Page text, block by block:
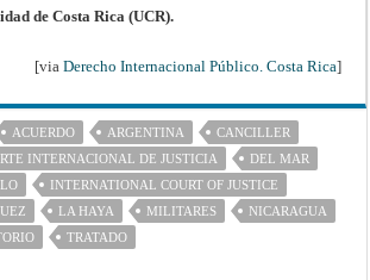
de Costa Rica (UCR).
[via Derecho Internacional Público. Costa Rica]
ACUERDO ARGENTINA
CANCILLER
INTERNACIONAL DE JUSTICIA
DEL MAR
INTERNATIONAL COURT OF JUSTICE
LA HAYA MILITARES
NICARAGUA
TRATADO